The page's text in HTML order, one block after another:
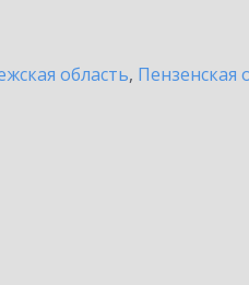
область, Пензенская